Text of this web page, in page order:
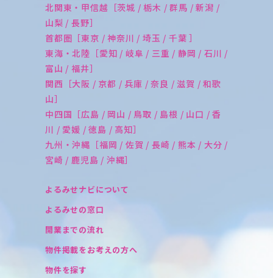
北関東・甲信越［茨城 / 栃木 / 群馬 / 新潟 /
山梨 / 長野］
首都圏［東京 / 神奈川 / 埼玉 / 千葉 ］
東海・北陸［愛知 / 岐阜 / 三重 / 静岡 / 石川 /
富山 / 福井］
関西［大阪 / 京都 / 兵庫 / 奈良 / 滋賀 / 和歌
山］
中四国［広島 / 岡山 / 鳥取 / 島根 / 山口 / 香
川 / 愛媛 / 徳島 / 高知］
九州・沖縄［福岡 / 佐賀 / 長崎 / 熊本 / 大分 /
宮崎 / 鹿児島 / 沖縄］
よるみせナビについて
よるみせの窓口
開業までの流れ
物件掲載をお考えの方へ
物件を探す